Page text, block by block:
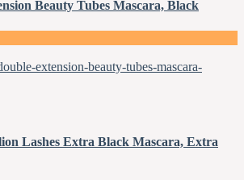
Beauty Tubes Mascara, Black
extension-beauty-tubes-mascara-
Lashes Extra Black Mascara, Extra